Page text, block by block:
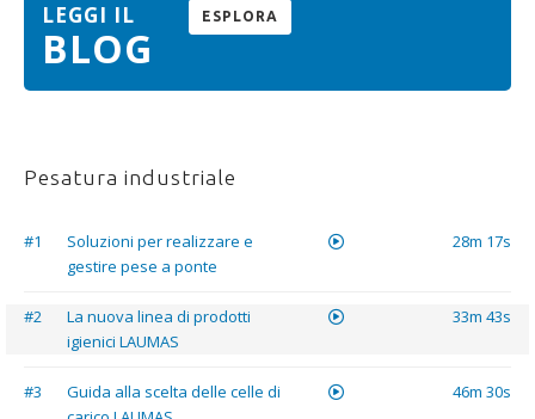
LEGGI IL
BLOG
ESPLORA
Pesatura industriale
#1
Soluzioni per realizzare e
gestire pese a ponte
28m 17s
#2
La nuova linea di prodotti
igienici LAUMAS
33m 43s
#3
Guida alla scelta delle celle di
46m 30s